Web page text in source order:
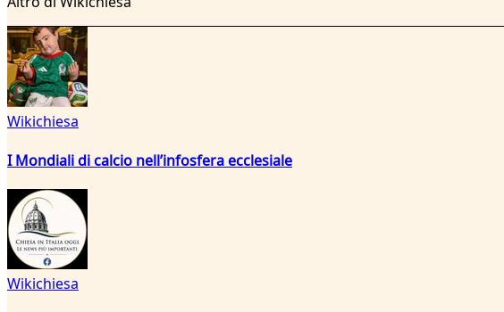
Wikichiesa
I Mondiali di calcio nell’infosfera ecclesiale
Wikichiesa